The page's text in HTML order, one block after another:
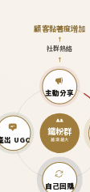
鐵粉群
越滾越大
主動分享
↑
社群熱絡
↑
顧客黏著度增加
自己回購
出 UGC